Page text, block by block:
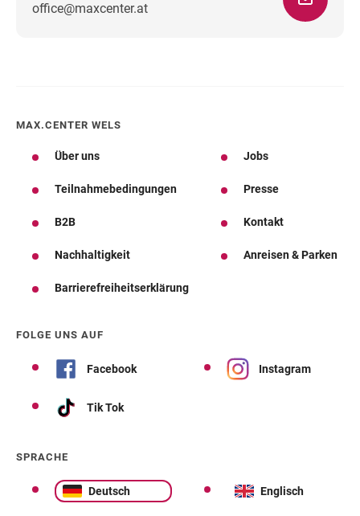
office@maxcenter.atWegbeschreibung
MAX.CENTER WELS
Über uns Jobs
Teilnahmebedingungen Presse
B2B Kontakt
Nachhaltigkeit Anreisen & Parken
Barrierefreiheitserklärung
FOLGE UNS AUF
Facebook Instagram
Tik Tok
SPRACHE
Deutsch Englisch